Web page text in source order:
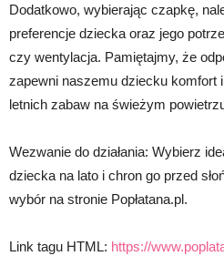
Dodatkowo, wybierając czapkę,
preferencje dziecka oraz jego
czy wentylacja. Pamiętajmy, że
zapewni naszemu dziecku komfort
letnich zabaw na świeżym
Wezwanie do działania: Wybierz
dziecka na lato i chron go przed
wybór na stronie Popłatana.pl.
Link tagu HTML: https://